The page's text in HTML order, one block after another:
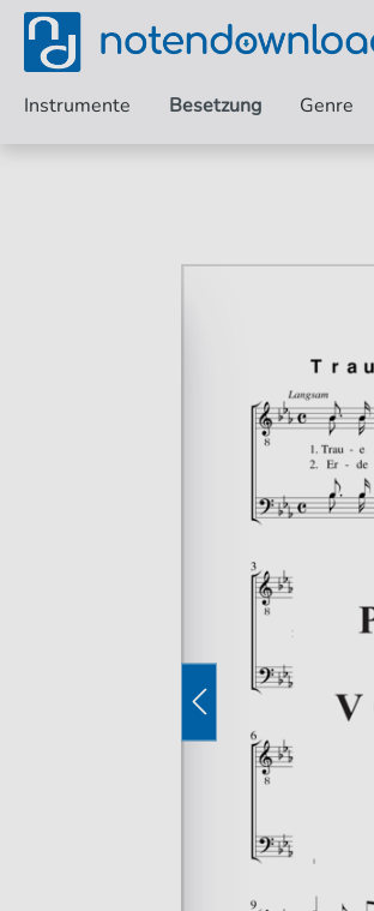
Instrumente Besetzung Genre